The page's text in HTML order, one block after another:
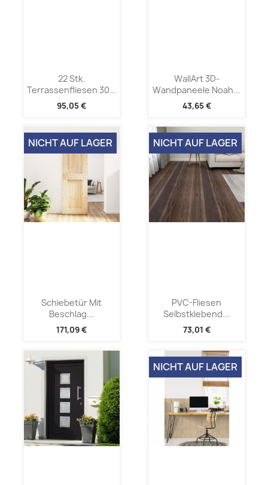
22 Stk.
Terrassenfliesen 30...
95,05 €
WallArt 3D-
Wandpaneele Noah...
43,65 €
Schiebetür Mit
Beschlag...
171,09 €
NICHT AUF LAGER
PVC-Fliesen
Selbstklebend...
73,01 €
NICHT AUF LAGER
NICHT AUF LAGER